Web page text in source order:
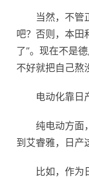
当然，不管
吧？否则，本田
了”。现在不是
不好就把自己熬
电动化靠日
纯电动方面
到艾睿雅，日产
比如，作为